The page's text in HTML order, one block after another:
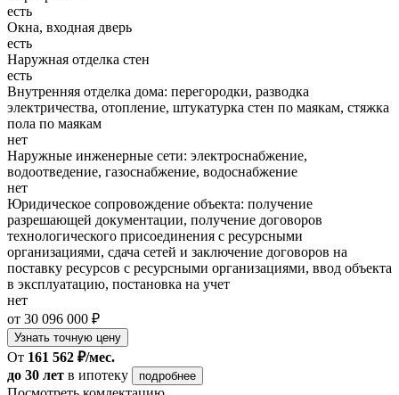
есть
Окна, входная дверь
есть
Наружная отделка стен
есть
Внутренняя отделка дома: перегородки, разводка
электричества, отопление, штукатурка стен по маякам, стяжка
пола по маякам
нет
Наружные инженерные сети: электроснабжение,
водоотведение, газоснабжение, водоснабжение
нет
Юридическое сопровождение объекта: получение
разрешающей документации, получение договоров
технологического присоединения с ресурсными
организациями, сдача сетей и заключение договоров на
поставку ресурсов с ресурсными организациями, ввод объекта
в эксплуатацию, постановка на учет
нет
от 30 096 000 ₽
Узнать точную цену
От 161 562 ₽/мес.
до 30 лет в ипотеку подробнее